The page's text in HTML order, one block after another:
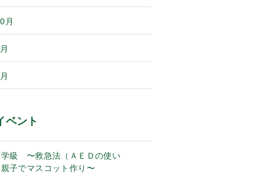
月
ベント
級 〜救急法（ＡＥＤの使い
子でマスコット作り〜